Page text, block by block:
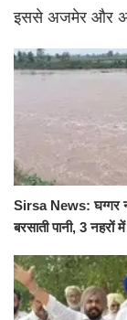
इससे अजमेर और
Sirsa News: घग्गर
बरसाती पानी, 3 नहरों